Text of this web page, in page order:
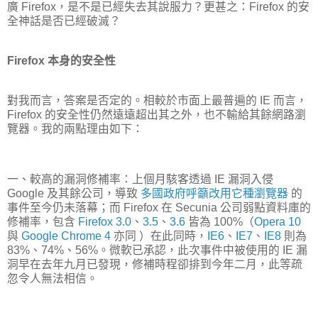
廣 Firefox，是不是已經失去其說服力？更甚之：Firefox 的安
全神話是否已經破滅？
Firefox 本身的安全性
對我而言，答案是否定的。相較於市面上最普遍的 IE 而言，
Firefox 的安全性仍然遠遠超出其之外，也不輸給其餘網路瀏
覽器。我的兩點理由如下：
一、較高的漏洞修補率：上個月駭客透過 IE 漏洞入侵
Google 及其餘公司，導致 多國政府呼籲改用它種瀏覽器 的
事件至今仍未落幕；而 Firefox 在 Secunia 公司弱點資料庫的
修補率，包含 Firefox 3.0 、 3.5 、 3.6 皆為 100%（Opera 10
與 Google Chrome 4 亦同 ）在此同時， IE6 、 IE7 、 IE8 則為
83%、74%、56%。微軟已承認，此次事件中被使用的 IE 漏
洞早在去年九月已發現，修補時程卻排到今年二月，此等疏
忽令人無法相信。